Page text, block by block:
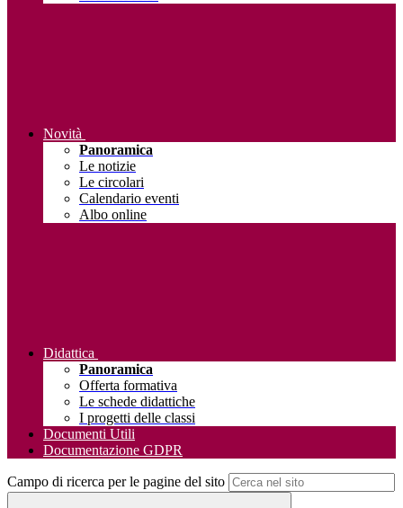
Novità
Panoramica
Le notizie
Le circolari
Calendario eventi
Albo online
Didattica
Panoramica
Offerta formativa
Le schede didattiche
I progetti delle classi
Documenti Utili
Documentazione GDPR
Campo di ricerca per le pagine del sito